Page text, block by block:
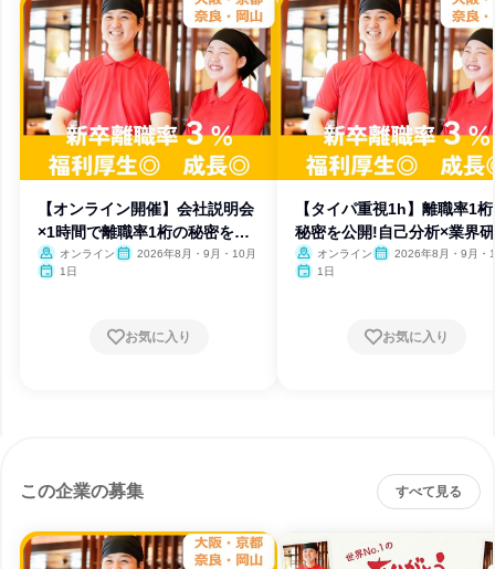
【オンライン開催】会社説明会
×1時間で離職率1桁の秘密を公
開
オンライン
2026年8月・9月・10月
1日
お気に入り
【タイパ重視1h】離職率1
秘密を公開!自己分析×業界
オンライン
2026年8月・9月・
1日
お気に入り
この企業の募集 すべて見る